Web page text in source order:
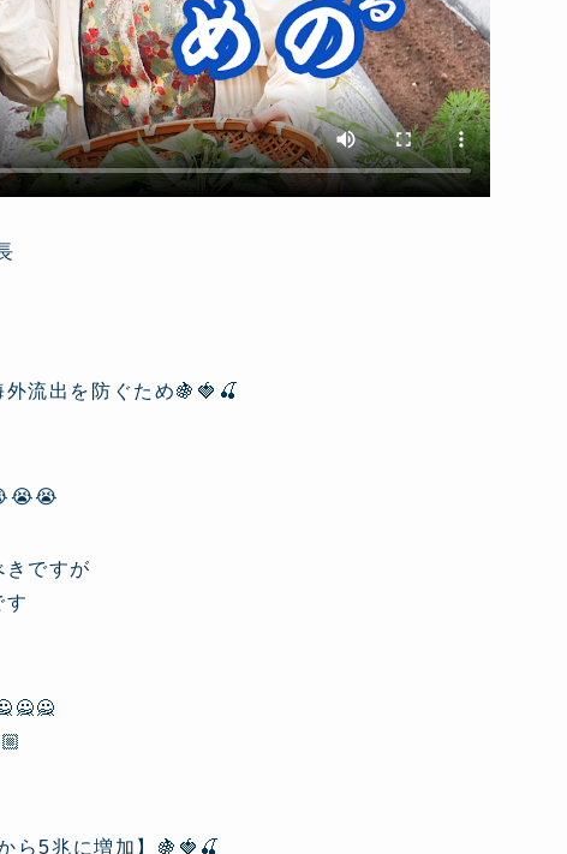
流出を防ぐため🍇🍓🍒
ですが
す
ら5兆に増加】🍇🍓🍒